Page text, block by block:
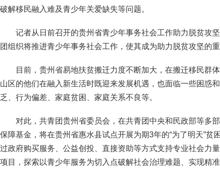
破解移民融入难及青少年关爱缺失等问题。
记者从日前召开的贵州省青少年事务社会工作助力脱贫攻
团组织将推进青少年事务社会工作，使其成为助力脱贫攻坚的
目前，贵州省易地扶贫搬迁力度不断加大，在搬迁移民群
山区的他们在融入新生活时既迎来发展机遇，也面临一些困惑
乏、行为偏差、家庭贫困、家庭关系不良等。
对此，共青团贵州省委员会，在共青团中央和民政部等多
保障基金，将在贵州省惠水县试点开展为期3年的“为了明天”贫
过政府购买服务、公益创投、直接资助等方式支持专业社会力
项目，探索以青少年服务为切入点破解社会治理难题、实现精